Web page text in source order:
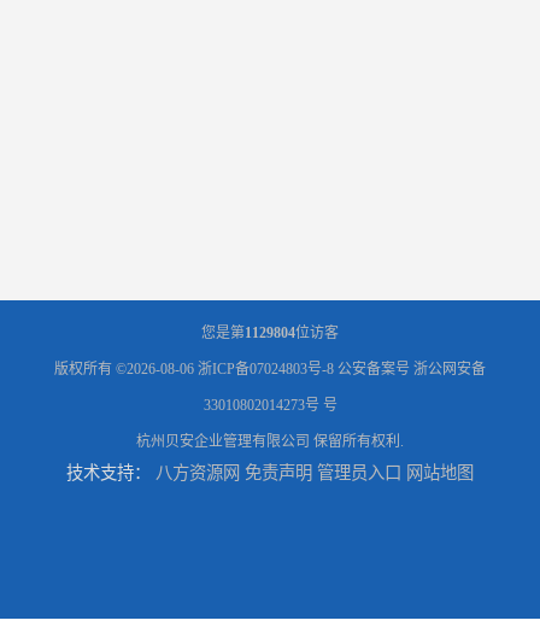
您是第1129804位访客
版权所有 ©2026-08-06 浙ICP备07024803号-8 公安备案号 浙公网安备
33010802014273号 号
杭州贝安企业管理有限公司 保留所有权利.
技术支持： 八方资源网 免责声明 管理员入口 网站地图